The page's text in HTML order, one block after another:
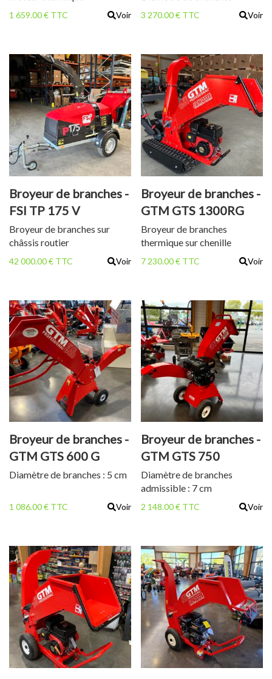
1 659.00 € TTC Voir
jusqu'à 7-9 cm
3 270.00 € TTC Voir
Broyeur de branches -
FSI TP 175 V
Broyeur de branches sur
châssis routier
42 000.00 € TTC Voir
Broyeur de branches -
GTM GTS 1300RG
Broyeur de branches
thermique sur chenille
7 230.00 € TTC Voir
Broyeur de branches -
GTM GTS 600 G
Diamètre de branches : 5 cm
1 086.00 € TTC Voir
Broyeur de branches -
GTM GTS 750
Diamètre de branches
admissible : 7 cm
2 148.00 € TTC Voir